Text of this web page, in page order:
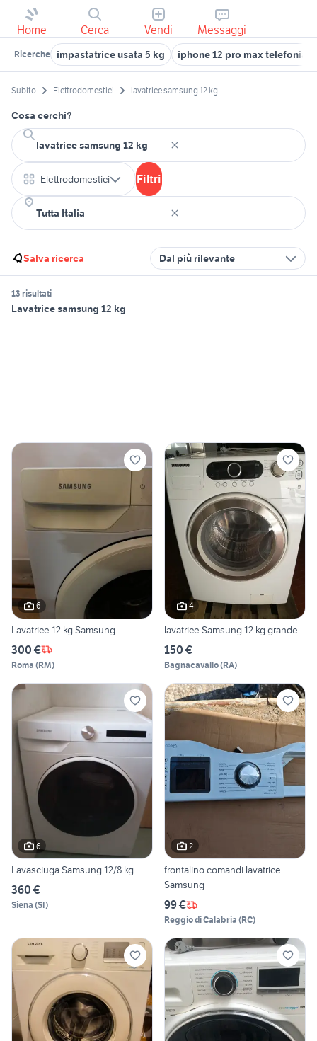
Home Cerca Vendi Messaggi
Ricerche impastatrice usata 5 kg iphone 12 pro max telefonia
Subito Elettrodomestici lavatrice samsung 12 kg
Cosa cerchi?
Elettrodomestici Filtri
Salva ricerca Dal più rilevante
13 risultati
Lavatrice samsung 12 kg
6
Lavatrice 12 kg Samsung
300 €
Roma (RM)
4
lavatrice Samsung 12 kg grande
150 €
Bagnacavallo(RA)
6
Lavasciuga Samsung 12/8 kg
360 €
Siena (SI)
2
frontalino comandi lavatrice
Samsung
99 €
Reggio di Calabria (RC)